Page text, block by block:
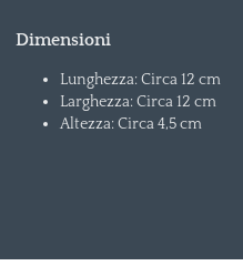
Dimensioni
Lunghezza: Circa 12 cm
Larghezza: Circa 12 cm
Altezza: Circa 4,5 cm